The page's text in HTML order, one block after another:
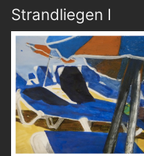
Strandliegen I